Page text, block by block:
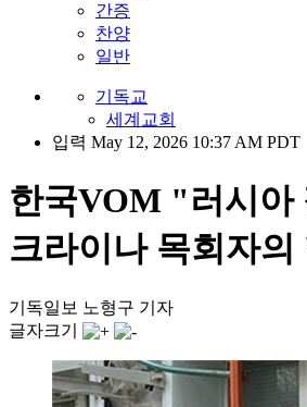
간증
찬양
일반
기독교
세계교회
입력 May 12, 2026 10:37 AM PDT
한국VOM "러시아
크라이나 목회자
기독일보 노형구 기자
글자크기